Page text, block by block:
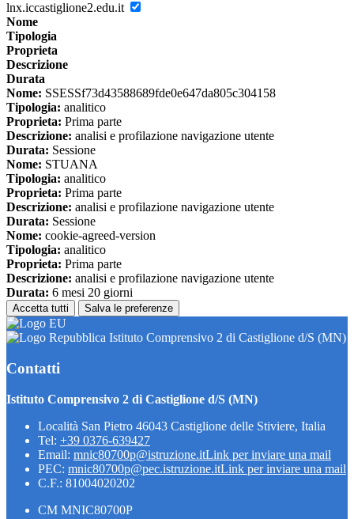
lnx.iccastiglione2.edu.it
Nome
Tipologia
Proprieta
Descrizione
Durata
Nome: SSESSf73d43588689fde0e647da805c304158
Tipologia: analitico
Proprieta: Prima parte
Descrizione: analisi e profilazione navigazione utente
Durata: Sessione
Nome: STUANA
Tipologia: analitico
Proprieta: Prima parte
Descrizione: analisi e profilazione navigazione utente
Durata: Sessione
Nome: cookie-agreed-version
Tipologia: analitico
Proprieta: Prima parte
Descrizione: analisi e profilazione navigazione utente
Durata: 6 mesi 20 giorni
Accetta tutti Salva le preferenze
Istituto Comprensivo 2 di Castiglione d/S (MN)
Contatti
Istituto Comprensivo 2 di Castiglione d/S (MN)
Località San Pietro 46043 Castiglione delle Stiviere, Italia
Tel: +39 0376-639427
Email: mnic80700p@istruzione.itLink per inviare una mail
PEC: mnic80700p@pec.istruzione.itLink per inviare una mail
C.F.: 81004020202
CM MNIC80700P